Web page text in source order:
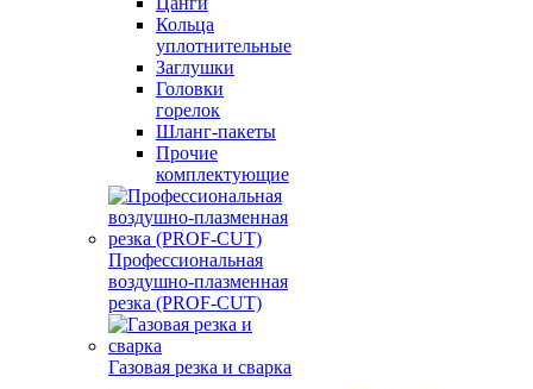
Кольца
уплотнительные
Заглушки
Головки
горелок
Шланг-пакеты
Прочие
комплектующие
Профессиональная
воздушно-плазменная
резка (PROF-CUT)
Газовая резка и сварка